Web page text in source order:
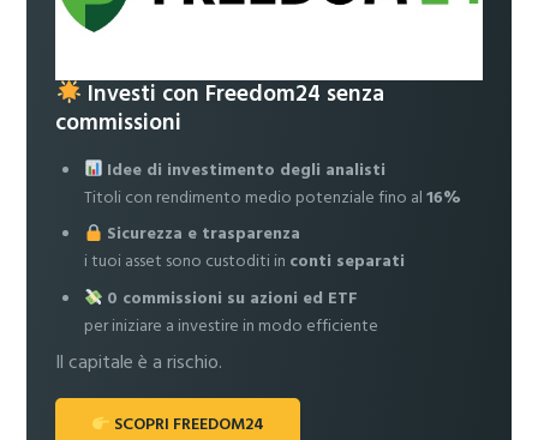
Investi con Freedom24 senza
commissioni
Idee di investimento degli analisti
Titoli con rendimento medio potenziale fino al16%
Sicurezza e trasparenza
i tuoi asset sono custoditi in conti separati
0 commissioni su azioni ed ETF
per iniziare a investire in modo efficiente
Il capitale è a rischio.
SCOPRI FREEDOM24